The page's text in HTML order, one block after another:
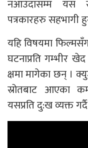
नआउँदासम्म यस
पत्रकारहरु सहभागी
यहि विषयमा
घटनाप्रति गम्भीर
क्षमा मागेका छन् ।
स्रोतबाट आएका
यसप्रति दु:ख व्यक्त